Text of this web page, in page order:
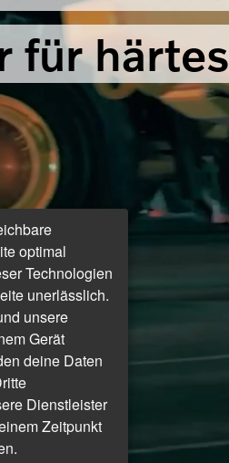
für
optimal
Technologien
unerlässlich.
unsere
Gerät
deine Daten
Dienstleister
Zeitpunkt